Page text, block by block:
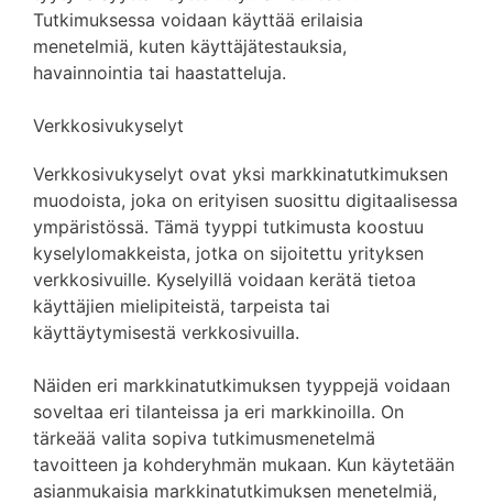
Tutkimuksessa voidaan käyttää erilaisia
menetelmiä, kuten käyttäjätestauksia,
havainnointia tai haastatteluja.
Verkkosivukyselyt
Verkkosivukyselyt ovat yksi markkinatutkimuksen
muodoista, joka on erityisen suosittu digitaalisessa
ympäristössä. Tämä tyyppi tutkimusta koostuu
kyselylomakkeista, jotka on sijoitettu yrityksen
verkkosivuille. Kyselyillä voidaan kerätä tietoa
käyttäjien mielipiteistä, tarpeista tai
käyttäytymisestä verkkosivuilla.
Näiden eri markkinatutkimuksen tyyppejä voidaan
soveltaa eri tilanteissa ja eri markkinoilla. On
tärkeää valita sopiva tutkimusmenetelmä
tavoitteen ja kohderyhmän mukaan. Kun käytetään
asianmukaisia markkinatutkimuksen menetelmiä,